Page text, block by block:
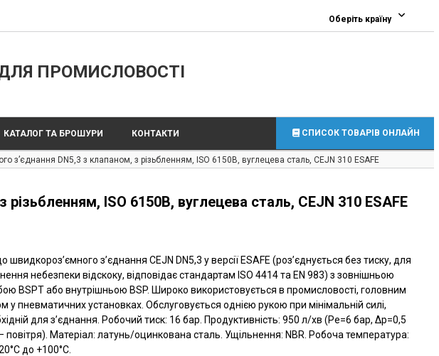
Оберіть країну
ПРОМИСЛОВОСТІ
КАТАЛОГ ТА БРОШУРИ КОНТАКТИ СПИСОК ТОВАРІВ ОНЛАЙН
з’єднання DN5,3 з клапаном, з різьбленням, ISO 6150B, вуглецева сталь, CEJN 310 ESAFE
ISO 6150B, вуглецева сталь, CEJN 310 ESAFE
швидкороз’ємного з’єднання CEJN DN5,3 у версії ESAFE (роз’єднується без тиску, для
небезпеки відскоку, відповідає стандартам ISO 4414 та EN 983) з зовнішньою
BSPT або внутрішньою BSP. Широко використовується в промисловості, головним
у пневматичних установках. Обслуговується однією рукою при мінімальній силі,
для з’єднання. Робочий тиск: 16 бар. Продуктивність: 950 л/хв (Pe=6 бар, Δp=0,5
повітря). Матеріал: латунь/оцинкована сталь. Ущільнення: NBR. Робоча температура:
до +100°C.